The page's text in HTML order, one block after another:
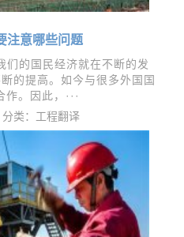
注意哪些问题
们的国民经济就在不断的发
的提高。如今与很多外国国
。因此，···
类： 工程翻译